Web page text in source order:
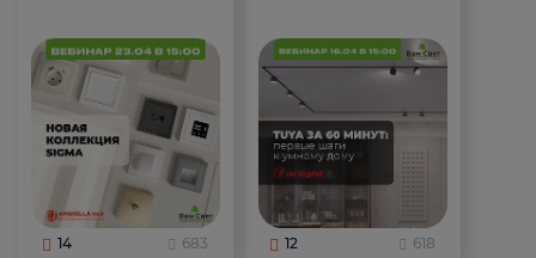
14 683 12 618